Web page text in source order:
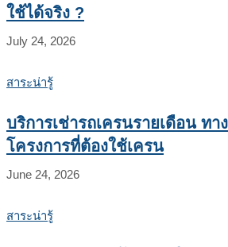
ใช้ได้จริง ?
July 24, 2026
สาระน่ารู้
บริการเช่ารถเครนรายเดือน ทา
โครงการที่ต้องใช้เครน
June 24, 2026
สาระน่ารู้